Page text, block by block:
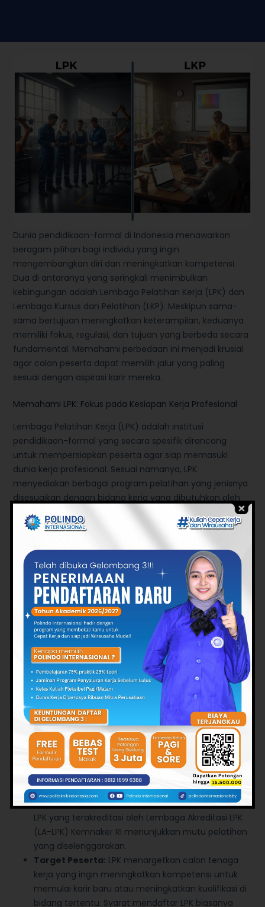
Dunia pendidikaon-formal di Indonesia menawarkan
beragam pilihan bagi individu yang ingin
mengembangkan diri dan meningkatkan kompetensi.
Dua di antaranya yang seringkali menimbulkan
kebingungan adalah Lembaga Pelatihan Kerja (LPK) dan
Lembaga Kursus dan Pelatihan (LKP). Meskipun sama-
sama bertujuan meningkatkan keterampilan, keduanya
memiliki fokus, regulasi, dan tujuan yang berbeda secara
fundamental. Memahami perbedaan ini menjadi krusial
agar calon peserta dapat memilih jalur yang paling
sesuai dengan aspirasi karir mereka.
Memahami LPK: Fokus pada Kesiapan Kerja Profesional
Lembaga Pelatihan Kerja (LPK) adalah institusi
pendidikaon-formal yang secara spesifik dirancang
untuk mempersiapkan peserta agar siap memasuki
dunia kerja profesional. Sesuai namanya, LPK
menyediakan berbagai program pelatihan yang jenisnya
disesuaikan dengan bidang kerja yang dibutuhkan oleh
masyarakat dan industri. LPK menekankan pada
pelatihan berbasis praktik dengan kurikulum yang relevan
mengajarkan teori.
Tujuan dan Karakteristik LPK
Orientasi Kerja:Tujuan utama LPK adalah
mencetak tenaga kerja yang siap pakai. Banyak LPK
bahkan bekerja sama dengan perusahaan atau
industri tertentu untuk memastikan penyerapan
lulusan, baik di dalam maupun luar negeri, seperti
LPK Jepang atau LPK Korea.
Regulasi dan Pengawasan:
LPK berada di bawah
pengawasan dan regulasi Kementerian
Ketenagakerjaan (Kemnaker) Republik Indonesia.
Peraturan Menteri Ketenagakerjaan mengatur tata
cara perizinan dan pendaftaran LPK. Legalitas LPK
dapat diperiksa melalui website Binalattas
Kemnaker.
Sertifikasi:Lulusan LPK umumnya dibekali dengan
sertifikasi yang diakui oleh industri atau mitra kerja.
LPK yang terakreditasi oleh Lembaga Akreditasi LPK
(LA-LPK) Kemnaker RI menunjukkan mutu pelatihan
yang diselenggarakan.
Target Peserta: LPK menargetkan calon tenaga
kerja yang ingin meningkatkan kompetensi untuk
memulai karir baru atau meningkatkan kualifikasi di
bidang tertentu. Syarat mendaftar LPK biasanya